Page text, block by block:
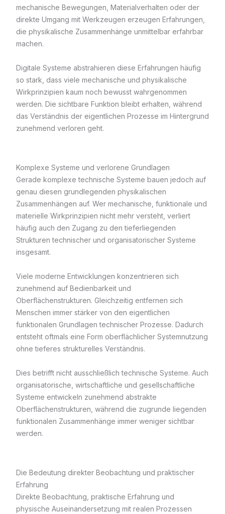
mechanische Bewegungen, Materialverhalten oder der
direkte Umgang mit Werkzeugen erzeugen Erfahrungen,
die physikalische Zusammenhänge unmittelbar erfahrbar
machen.
Digitale Systeme abstrahieren diese Erfahrungen häufig
so stark, dass viele mechanische und physikalische
Wirkprinzipien kaum noch bewusst wahrgenommen
werden. Die sichtbare Funktion bleibt erhalten, während
das Verständnis der eigentlichen Prozesse im Hintergrund
zunehmend verloren geht.
Komplexe Systeme und verlorene Grundlagen
Gerade komplexe technische Systeme bauen jedoch auf
genau diesen grundlegenden physikalischen
Zusammenhängen auf. Wer mechanische, funktionale und
materielle Wirkprinzipien nicht mehr versteht, verliert
häufig auch den Zugang zu den tieferliegenden
Strukturen technischer und organisatorischer Systeme
insgesamt.
Viele moderne Entwicklungen konzentrieren sich
zunehmend auf Bedienbarkeit und
Oberflächenstrukturen. Gleichzeitig entfernen sich
Menschen immer stärker von den eigentlichen
funktionalen Grundlagen technischer Prozesse. Dadurch
entsteht oftmals eine Form oberflächlicher Systemnutzung
ohne tieferes strukturelles Verständnis.
Dies betrifft nicht ausschließlich technische Systeme. Auch
organisatorische, wirtschaftliche und gesellschaftliche
Systeme entwickeln zunehmend abstrakte
Oberflächenstrukturen, während die zugrunde liegenden
funktionalen Zusammenhänge immer weniger sichtbar
werden.
Die Bedeutung direkter Beobachtung und praktischer
Erfahrung
Direkte Beobachtung, praktische Erfahrung und
physische Auseinandersetzung mit realen Prozessen